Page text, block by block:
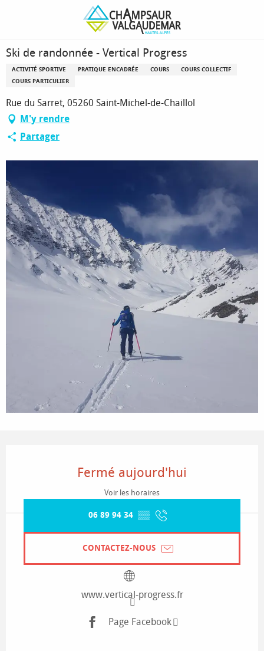
principal
Ski de randonnée - Vertical Progress
Ski de randonnée - Vertical Progress
ACTIVITÉ SPORTIVE PRATIQUE ENCADRÉE COURS
COURS COLLECTIF
COURS PARTICULIER
Rue du Sarret, 05260 Saint-Michel-de-Chaillol
M'y rendre
Partager
Fermé aujourd'hui
Voir les horaires
06 89 94 34 ▒▒
CONTACTEZ-NOUS
www.vertical-progress.fr
Page Facebook